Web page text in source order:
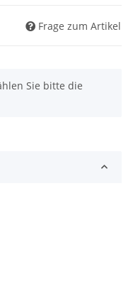
Frage zum Artikel
Sie bitte die